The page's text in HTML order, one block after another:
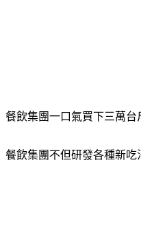
餐飲集團一口氣買下三萬台
餐飲集團不但研發各種新